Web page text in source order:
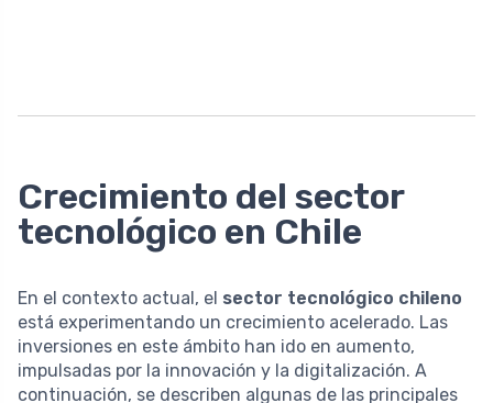
Crecimiento del sector
tecnológico en Chile
En el contexto actual, el sector tecnológico chileno
está experimentando un crecimiento acelerado. Las
inversiones en este ámbito han ido en aumento,
impulsadas por la innovación y la digitalización. A
continuación, se describen algunas de las principales